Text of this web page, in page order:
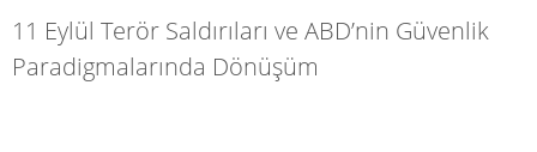
11 Eylül Terör Saldırıları ve ABD’nin Güvenlik
Paradigmalarında Dönüşüm